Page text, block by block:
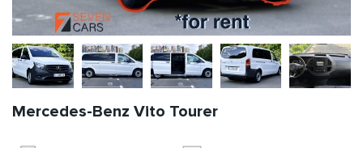
Mercedes-Benz Vito Tourer